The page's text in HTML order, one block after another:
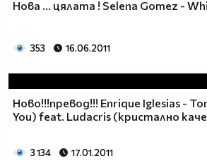
Нова ... цялата ! Selena Gomez -
353 16.06.2011
Ново!!!превод!!! Enrique Iglesias -
You) feat. Ludacris (кристално
3 134 17.01.2011